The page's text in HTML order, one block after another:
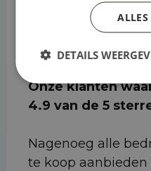
Milieuzones.
Onze klanten
4.9 van de 5
Nagenoeg alle
te koop
DETAILS